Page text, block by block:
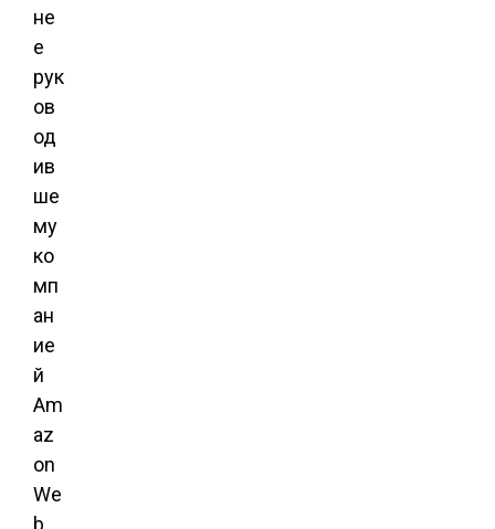
не
е
рук
ов
од
ив
ше
му
ко
мп
ан
ие
й
Am
az
on
We
b